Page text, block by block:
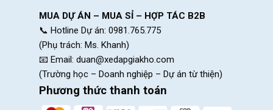
MUA DỰ ÁN – MUA SỈ – HỢP TÁC B2B
📞 Hotline Dự án: 0981.765.775
(Phụ trách: Ms. Khanh)
📧 Email: duan@xedapgiakho.com
(Trường học – Doanh nghiệp – Dự án từ thiện)
Phương thức thanh toán